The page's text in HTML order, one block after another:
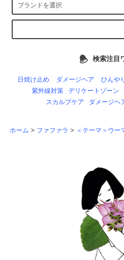
検索注目
日焼け止め ダメージヘア ひんや
紫外線対策
デリケートゾーン
スカルプケア
ダメージヘ
ホーム > ファファラ > ＜テーマ＞ウ